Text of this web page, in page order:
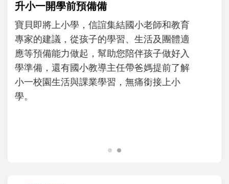
和孩子一起長大的那個男人│讀懂父親的
不同模樣
沒有人天生就擅長當爸爸！男人總是在一次
次「前所未有」的體驗中，跟著孩子一起長
大。從給予安全感的肢體遊戲，到獨立自
主、角色認同及解決問題的能力養成。爸爸
正嘗試用不同的模樣，參與孩子每個重要的